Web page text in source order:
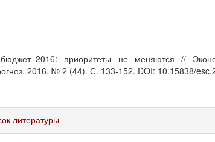
приоритеты не меняются //
2016. № 2 (44). С. 133-152. DOI: 10.15838/
литературы